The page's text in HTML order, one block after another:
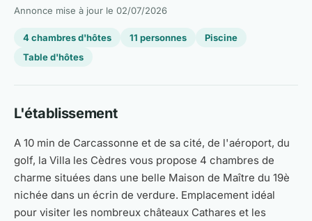
Annonce mise à jour le 02/07/2026
4 chambres d'hôtes 11 personnes
Piscine
Table d'hôtes
L'établissement
A 10 min de Carcassonne et de sa cité, de l'aéroport, du
golf, la Villa les Cèdres vous propose 4 chambres de
charme situées dans une belle Maison de Maître du 19è
nichée dans un écrin de verdure. Emplacement idéal
pour visiter les nombreux châteaux Cathares et les